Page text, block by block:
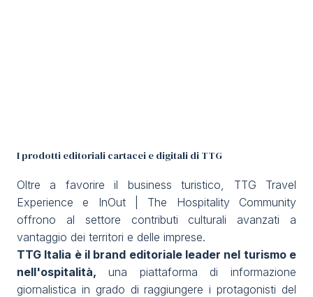
RICHIEDI IL TUO BIGLIETTO
AREA RISERVATA VISITATORI
person
I prodotti editoriali cartacei e digitali di TTG
Oltre a favorire il business turistico, TTG Travel
Experience e InOut | The Hospitality Community
offrono al settore contributi culturali avanzati a
vantaggio dei territori e delle imprese.
TTG Italia è il brand editoriale leader nel turismo e
nell'ospitalità, una piattaforma di informazione
giornalistica in grado di raggiungere i protagonisti del